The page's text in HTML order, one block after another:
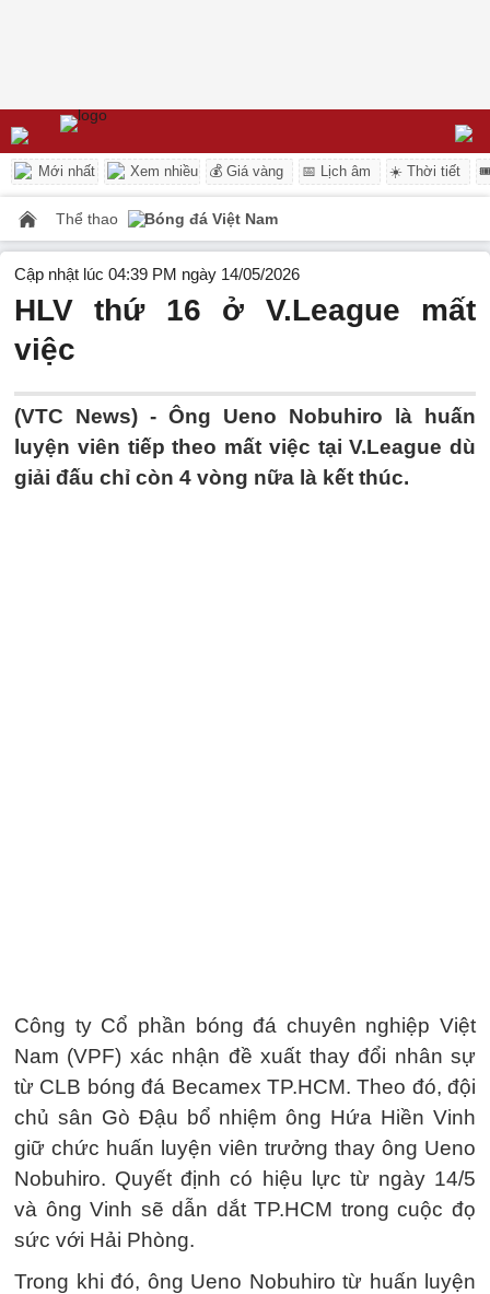
Mới nhất Xem nhiều 💰 Giá vàng 📅 Lịch âm ☀️ Thời tiết
Thể thao Bóng đá Việt Nam
Cập nhật lúc 04:39 PM ngày 14/05/2026
HLV thứ 16 ở V.League mất
việc
(VTC News) - Ông Ueno Nobuhiro là huấn
luyện viên tiếp theo mất việc tại V.League dù
giải đấu chỉ còn 4 vòng nữa là kết thúc.
Công ty Cổ phần bóng đá chuyên nghiệp Việt
Nam (VPF) xác nhận đề xuất thay đổi nhân sự
từ CLB bóng đá Becamex TP.HCM. Theo đó, đội
chủ sân Gò Đậu bổ nhiệm ông Hứa Hiền Vinh
giữ chức huấn luyện viên trưởng thay ông Ueno
Nobuhiro. Quyết định có hiệu lực từ ngày 14/5
và ông Vinh sẽ dẫn dắt TP.HCM trong cuộc đọ
sức với Hải Phòng.
Trong khi đó, ông Ueno Nobuhiro từ huấn luyện